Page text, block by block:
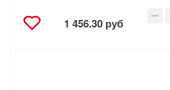
1 456.30 руб